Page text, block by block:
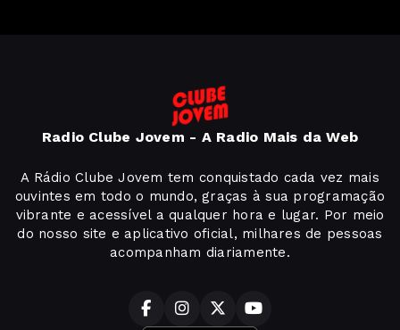
Radio Clube Jovem - A Radio Mais da Web
A Rádio Clube Jovem tem conquistado cada vez mais
ouvintes em todo o mundo, graças à sua programação
vibrante e acessível a qualquer hora e lugar. Por meio
do nosso site e aplicativo oficial, milhares de pessoas
acompanham diariamente.